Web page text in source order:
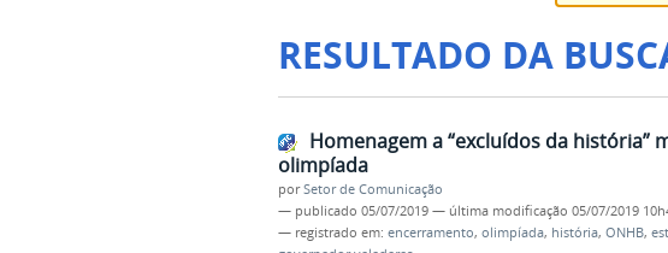
RESULTADO DA
Homenagem a “excluídos da história”
olimpíada
porSetor de Comunicação
— publicado 05/07/2019 — última modificação 05/07/2019
— registrado em: encerramento, olimpíada, história, ONHB,